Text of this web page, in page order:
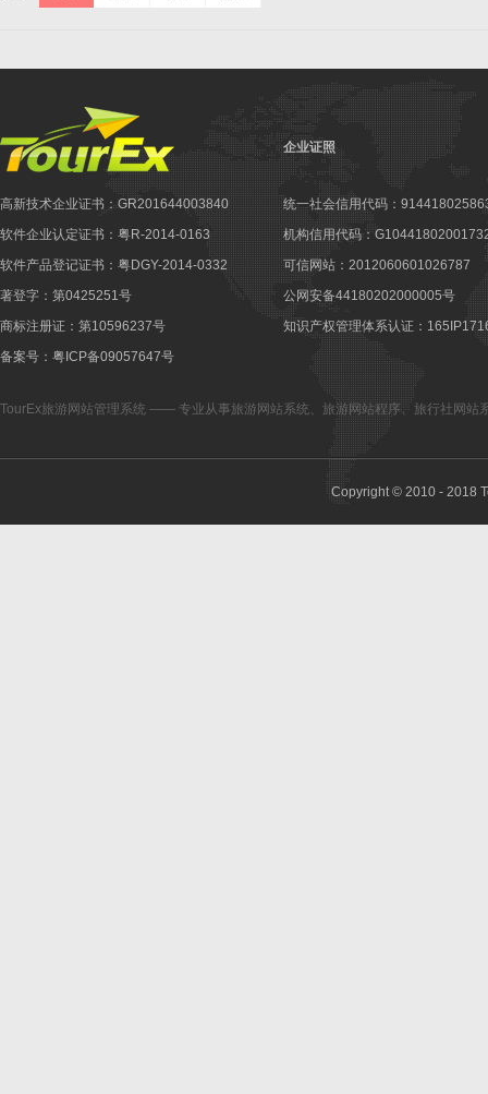
高新技术企业证书：GR201644003840
软件企业认定证书：粤R-2014-0163
软件产品登记证书：粤DGY-2014-0332
著登字：第0425251号
商标注册证：第10596237号
备案号：粤ICP备09057647号
企业证照
统一社会信用代码：
机构信用代码：
可信网站：2012060601026787
公网安备44180202000005号
知识产权管理体系认证：
TourEx旅游网站管理系统 —— 专业从事旅游网站系统 旅游网站程序、 旅行社网站
Copyright © 2010 - 2018